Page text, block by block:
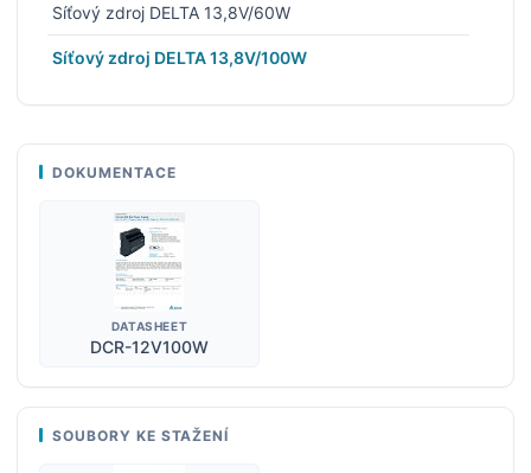
Síťový zdroj DELTA 13,8V/60W
Síťový zdroj DELTA 13,8V/100W
DOKUMENTACE
DATASHEET
DCR-12V100W
SOUBORY KE STAŽENÍ